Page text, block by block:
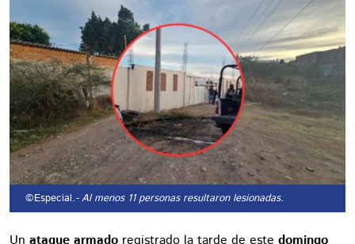
©Especial.- Al menos 11 personas resultaron lesionadas.
Un ataque armado registrado la tarde de este domingo